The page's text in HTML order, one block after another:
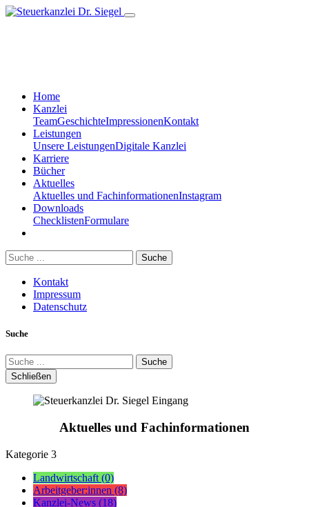
Home
Kanzlei
TeamGeschichteImpressionenKontakt
Leistungen
Unsere LeistungenDigitale Kanzlei
Karriere
Bücher
Aktuelles
Aktuelles und FachinformationenInstagram
Downloads
ChecklistenFormulare
Suche
Kontakt
Impressum
Datenschutz
Suche
Suche
Schließen
Aktuelles und Fachinformationen
Kategorie 3
Landwirtschaft (0)
Arbeitgeber:innen (8)
Kanzlei-News (18)